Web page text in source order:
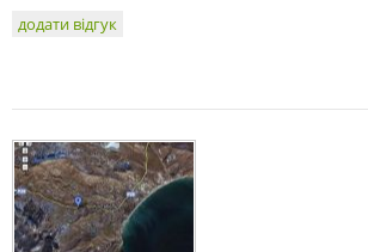
додати відгук